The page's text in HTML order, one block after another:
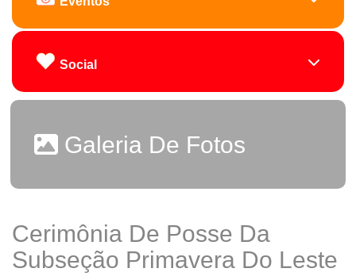
Social
Galeria De Fotos
Cerimônia De Posse Da
Subseção Primavera Do Leste